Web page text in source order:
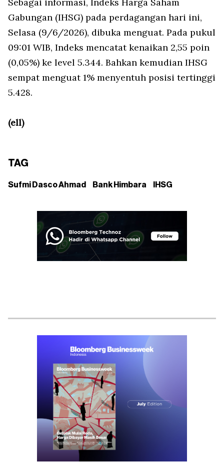
Sebagai informasi, Indeks Harga Saham
Gabungan (IHSG) pada perdagangan hari ini,
Selasa (9/6/2026), dibuka menguat. Pada pukul
09:01 WIB, Indeks mencatat kenaikan 2,55 poin
(0,05%) ke level 5.344. Bahkan kemudian IHSG
sempat menguat 1% menyentuh posisi tertinggi
5.428.
(ell)
TAG
Sufmi Dasco Ahmad Bank Himbara IHSG